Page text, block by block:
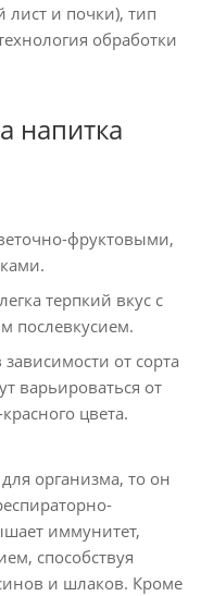
лист и почки), тип
обработки
напитка
фруктовыми,
терпкий вкус с
послевкусием.
от сорта
варьироваться от
цвета.
организма, то он
иммунитет,
способствуя
и шлаков. Кроме